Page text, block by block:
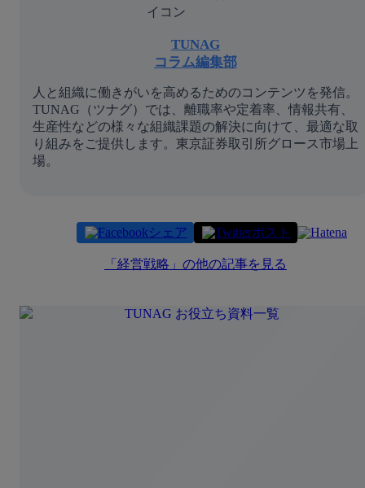
TUNAG
コラム編集部
人と組織に働きがいを高めるためのコンテンツを発信。
TUNAG（ツナグ）では、離職率や定着率、情報共有、
生産性などの様々な組織課題の解決に向けて、最適な取
り組みをご提供します。東京証券取引所グロース市場上
場。
シェア ポスト
「 経営戦略 」の他の記事を見る